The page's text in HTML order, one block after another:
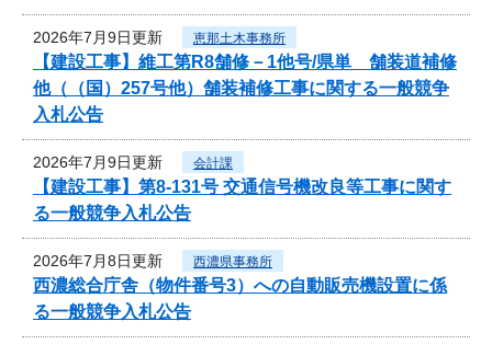
2026年7月9日更新 恵那土木事務所
【建設工事】維工第R8舗修－1他号/県単 舗装道補修
他（（国）257号他）舗装補修工事に関する一般競争
入札公告
2026年7月9日更新 会計課
【建設工事】第8-131号 交通信号機改良等工事に関す
る一般競争入札公告
2026年7月8日更新 西濃県事務所
西濃総合庁舎（物件番号3）への自動販売機設置に係
る一般競争入札公告